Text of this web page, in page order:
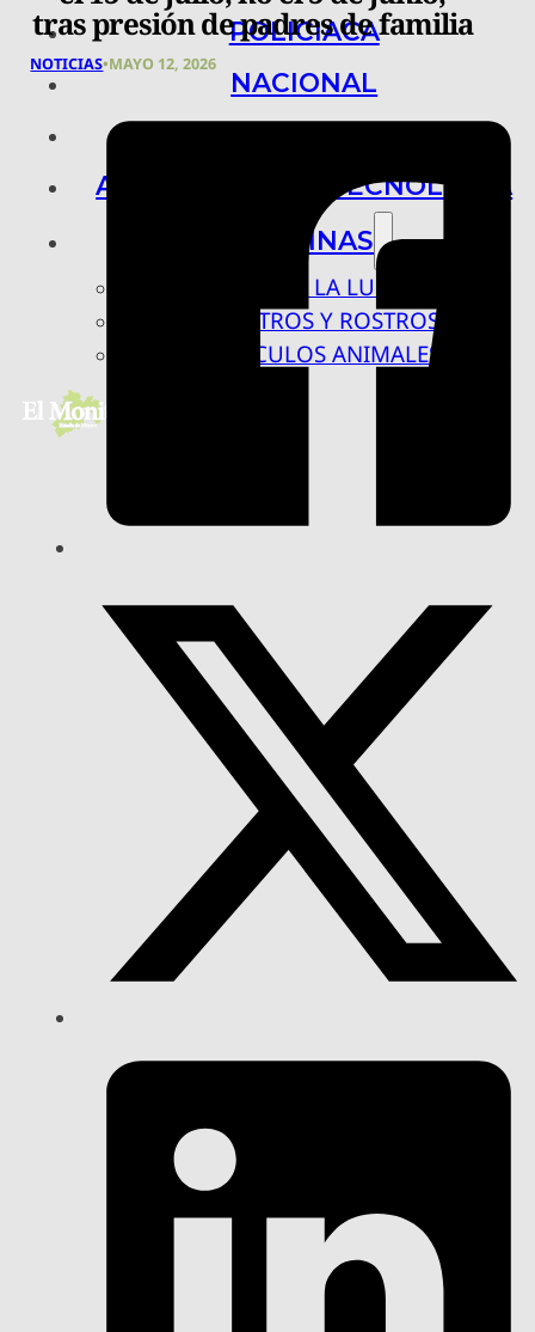
POLICIACA
NACIONAL
ARTE, CIENCIA Y TECNOLOGÍA
COLUMNAS
BAJO LA LUPA
RASTROS Y ROSTROS
VÍNCULOS ANIMALES
tras presión de padres de familia
NOTICIAS•MAYO 12, 2026